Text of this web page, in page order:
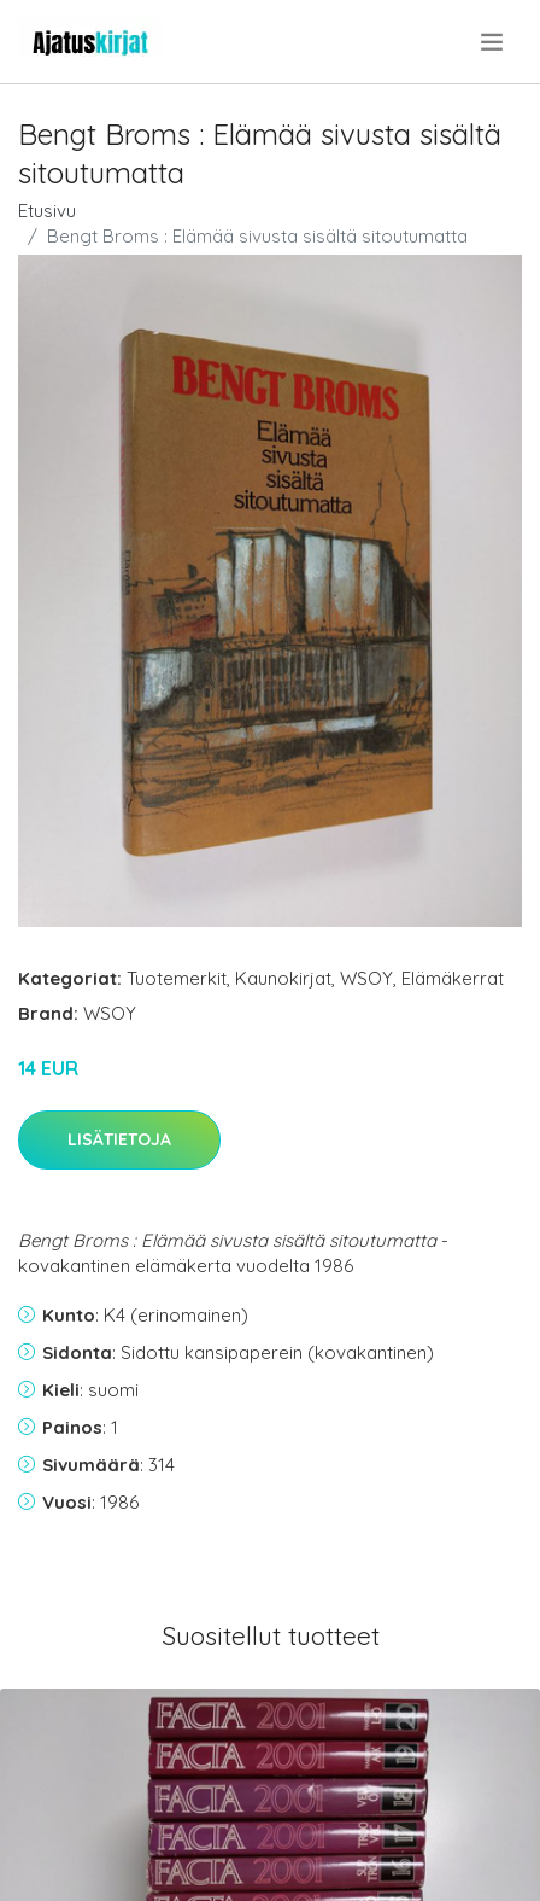
Bengt Broms : Elämää sivusta sisältä
sitoutumatta
Etusivu
Bengt Broms : Elämää sivusta sisältä sitoutumatta
Kategoriat: Tuotemerkit, Kaunokirjat, WSOY, Elämäkerrat
Brand: WSOY
14 EUR
LISÄTIETOJA
Bengt Broms : Elämää sivusta sisältä sitoutumatta-
kovakantinen elämäkerta vuodelta 1986
Kunto: K4 (erinomainen)
Sidonta: Sidottu kansipaperein (kovakantinen)
Kieli: suomi
Painos: 1
Sivumäärä: 314
Vuosi: 1986
Suositellut tuotteet